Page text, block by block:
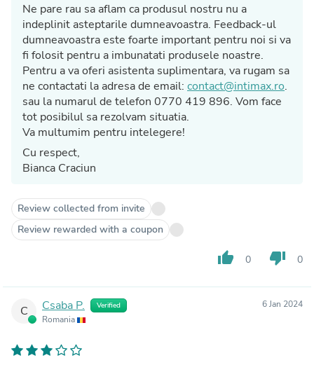
Ne pare rau sa aflam ca produsul nostru nu a
indeplinit asteptarile dumneavoastra. Feedback-ul
dumneavoastra este foarte important pentru noi si va
fi folosit pentru a imbunatati produsele noastre.
Pentru a va oferi asistenta suplimentara, va rugam sa
ne contactati la adresa de email: contact@intimax.ro.
sau la numarul de telefon 0770 419 896. Vom face
tot posibilul sa rezolvam situatia.
Va multumim pentru intelegere!
Cu respect,
Bianca Craciun
Review collected from invite
Review rewarded with a coupon
thumb_up 0 thumb_down 0
C Csaba P. Verified
Romania
6 Jan 2024